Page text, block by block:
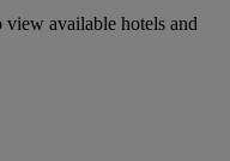
available hotels and